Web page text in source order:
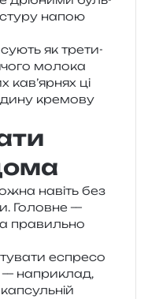
напою
як тре­ти­
моло­ка
кав’ярнях ці
кре­мо­ву
навіть без
Головне —
пра­виль­но
еспре­со
— напри­клад,